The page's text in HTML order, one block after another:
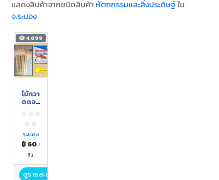
แสดงสินค้าจากชนิดสินค้า หัตถกรรมและสิ่งประดิษฐ์ใน
จ.ระนอง
4,099
ไม้กวา
ดดอก
ระนอง
฿ 60 /
ชิ้น
ดูรายละเอียด